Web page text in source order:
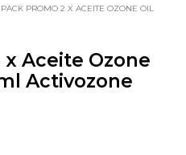
PACK PROMO 2 X ACEITE OZONE OIL
x Aceite Ozone
Activozone